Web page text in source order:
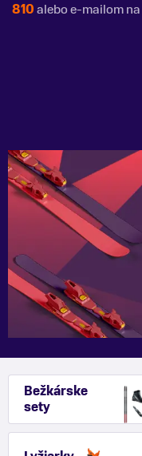
810alebo e-mailom na
Bežkárske
sety